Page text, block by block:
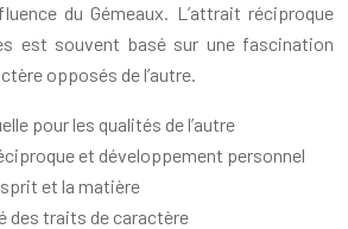
du Gémeaux. L’attrait réciproque
est souvent basé sur une fascination
opposés de l’autre.
pour les qualités de l’autre
et développement personnel
et la matière
des traits de caractère